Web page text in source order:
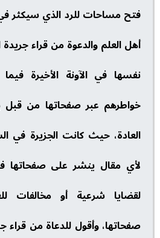
فتح مساحات للرد الذي سيكثر
أهل العلم والدعوة من قراء
نفسها في الآونة الأخيرة
خواطرهم عبر صفحاتها من
العادة، حيث كانت الجزيرة في
لأي مقال ينشر على
لقضايا شرعية أو مخالفات
صفحاتها، وأقول للدعاة من قراء